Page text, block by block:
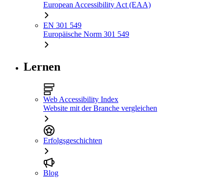
European Accessibility Act (EAA)
EN 301 549
Europäische Norm 301 549
Lernen
Web Accessibility Index
Website mit der Branche vergleichen
Erfolgsgeschichten
Blog